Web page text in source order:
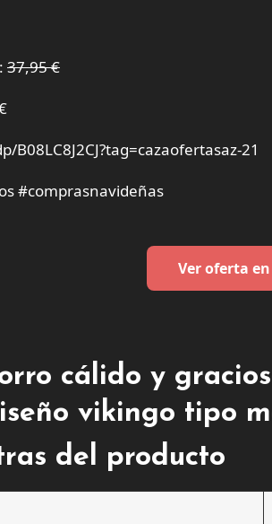
37,95 €
21
#comprasnavideñas
Ver oferta
cálido y
vikingo tipo
del producto